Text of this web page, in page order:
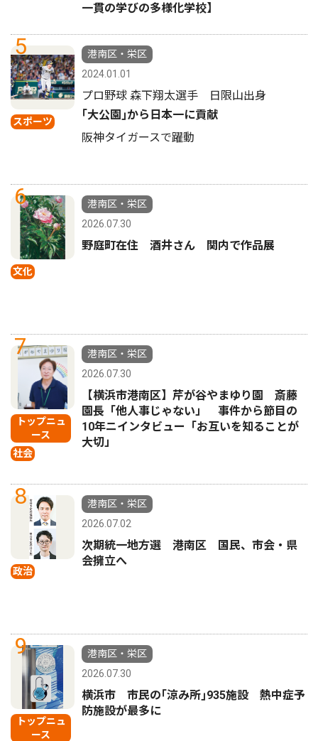
一貫の学びの多様化学校】
5
スポーツ
港南区・栄区
2024.01.01
プロ野球 森下翔太選手 日限山出身
｢大公園｣から日本一に貢献
阪神タイガースで躍動
6
文化
港南区・栄区
2026.07.30
野庭町在住 酒井さん 関内で作品展
7
トップニュ
ース
社会
港南区・栄区
2026.07.30
【横浜市港南区】芹が谷やまゆり園 斎藤
園長「他人事じゃない」 事件から節目の
10年ニインタビュー「お互いを知ることが
大切」
8
政治
港南区・栄区
2026.07.02
次期統一地方選 港南区 国民、市会・県
会擁立へ
9
トップニュ
ース
港南区・栄区
2026.07.30
横浜市 市民の｢涼み所｣935施設 熱中症予
防施設が最多に